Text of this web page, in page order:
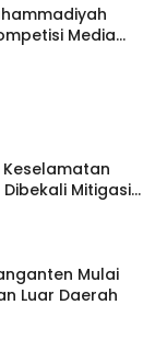
Media
Internasional
Keselamatan
Dibekali Mitigasi
Mulai
Luar Daerah